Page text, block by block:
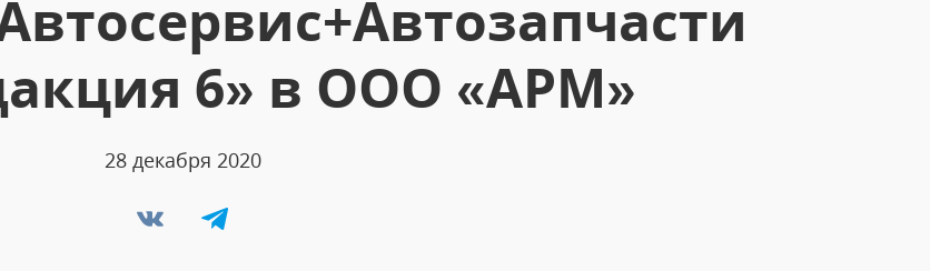
6» в ООО «АРМ»
28 декабря 2020